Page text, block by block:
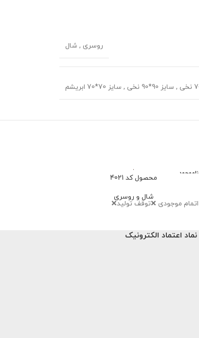
روسری , شال
, سایز 90*90 نخی , سایز 70*70 ابریشم
ناموجود محصول کد 4021
شال و روسری
اتمام موجودی ❌توقف تولید❌
نماد اعتماد الکترونیک